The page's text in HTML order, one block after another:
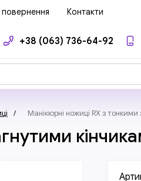
повернення Контакти
+38 (063) 736-64-92
/ Манікюрні ножиці RX з